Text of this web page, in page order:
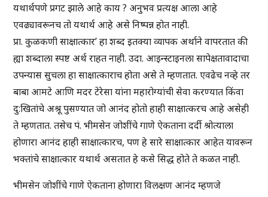
यथार्थपणे प्रगट झाले आहे काय ? अनुभव प्रत्यक्ष आला आहे
एवढ्यावरूनच तो यथार्थ आहे असे निष्पन्न होत नाही.
प्रा. कुळकणी साक्षात्कार’ हा शब्द इतक्या व्यापक अर्थाने वापरतात की
ह्या शब्दाला स्पष्ट अर्थ राहत नाही. उदा. आइन्स्टाइनला सापेक्षतावादाचा
उपन्यास सुचला हा साक्षात्काराच होता असे ते म्हणतात. एवढेच नव्हे तर
बाबा आमटे आणि मदर टेरेसा यांना महारोग्यांची सेवा करण्यात किंवा
दु:खितांचे अश्रू पुसण्यात जो आनंद होतो हाही साक्षात्करच आहे असेही
ते म्हणतात. तसेच पं. भीमसेन जोशींचे गाणे ऐकताना दर्दी श्रोत्याला
होणारा आनंद हाही साक्षात्कारच, पण हे सारे साक्षात्कार आहेत यावरून
भक्तांचे साक्षात्कार यथार्थ असतात हे कसे सिद्ध होते ते कळत नाही.
भीमसेन जोशींचे गाणे ऐकताना होणारा विलक्षण आनंद म्हणजे